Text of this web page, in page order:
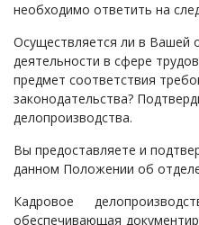
необходимо ответить на
Осуществляется ли в Вашей
деятельности в сфере
предмет соответствия
законодательства?
делопроизводства.
Вы предоставляете и
данном Положении об
Кадровое
обеспечивающая